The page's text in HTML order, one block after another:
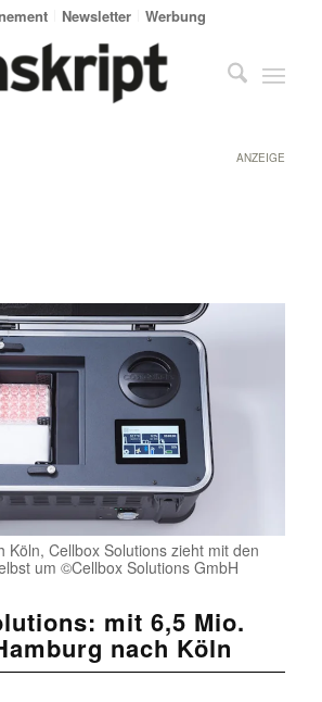
Newsletter Werbung
ANZEIGE
Köln, Cellbox Solutions zieht mit den
um ©Cellbox Solutions GmbH
mit 6,5 Mio.
nach Köln